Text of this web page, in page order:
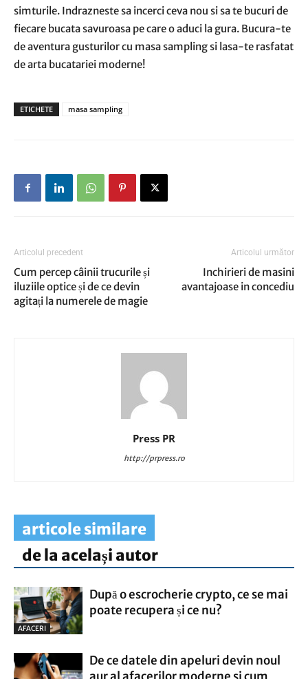
simturile. Indrazneste sa incerci ceva nou si sa te bucuri de
fiecare bucata savuroasa pe care o aduci la gura. Bucura-te
de aventura gusturilor cu masa sampling si lasa-te rasfatat
de arta bucatariei moderne!
ETICHETE masa sampling
Articolul precedent
Cum percep câinii trucurile și
iluziile optice și de ce devin
agitați la numerele de magie
Articolul următor
Inchirieri de masini
avantajoase in concediu
Press PR
http://prpress.ro
articole similare
de la același autor
AFACERI
După o escrocherie crypto, ce se mai
poate recupera și ce nu?
De ce datele din apeluri devin noul